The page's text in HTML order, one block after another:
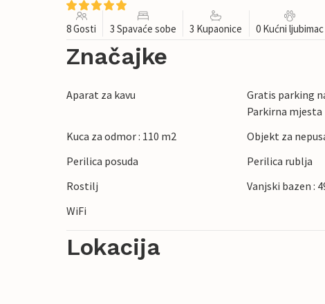
8 Gosti 3 Spavaće sobe 3 Kupaonice 0 Kućni ljubimac
Značajke
Aparat za kavu
Gratis parking
Parkirna mjesta
Kuca za odmor : 110 m2 Objekt za
Perilica posuda
Perilica rublja
Rostilj
Vanjski bazen :
WiFi
Lokacija